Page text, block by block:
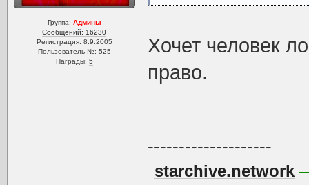
Группа: Админы
Сообщений: 16230
Регистрация: 8.9.2005
Пользователь №: 525
Награды: 5
Хочет человек
право.
--------------------
starchive.network